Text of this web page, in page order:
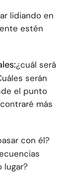
lidiando en
estén
¿cuál será
serán
el punto
más
con él?
lugar?